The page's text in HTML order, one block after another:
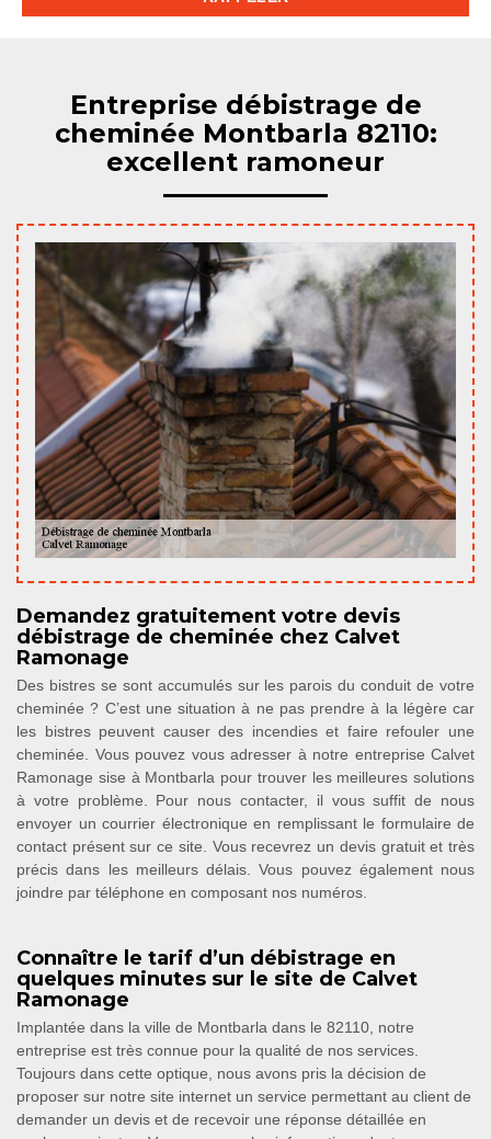
Entreprise débistrage de
cheminée Montbarla 82110:
excellent ramoneur
Demandez gratuitement votre devis
débistrage de cheminée chez Calvet
Ramonage
Des bistres se sont accumulés sur les parois du conduit de votre
cheminée ? C’est une situation à ne pas prendre à la légère car
les bistres peuvent causer des incendies et faire refouler une
cheminée. Vous pouvez vous adresser à notre entreprise Calvet
Ramonage sise à Montbarla pour trouver les meilleures solutions
à votre problème. Pour nous contacter, il vous suffit de nous
envoyer un courrier électronique en remplissant le formulaire de
contact présent sur ce site. Vous recevrez un devis gratuit et très
précis dans les meilleurs délais. Vous pouvez également nous
joindre par téléphone en composant nos numéros.
Connaître le tarif d’un débistrage en
quelques minutes sur le site de Calvet
Ramonage
Implantée dans la ville de Montbarla dans le 82110, notre
entreprise est très connue pour la qualité de nos services.
Toujours dans cette optique, nous avons pris la décision de
proposer sur notre site internet un service permettant au client de
demander un devis et de recevoir une réponse détaillée en